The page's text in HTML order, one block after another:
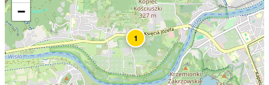
1
−